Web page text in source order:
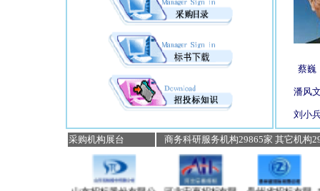
蔡巍
潘风
刘小
采购机构展台 商务科研服务机构29865家 其它机构
山东招标股份有限公
河北安惠招标有限
贵州省招标有限